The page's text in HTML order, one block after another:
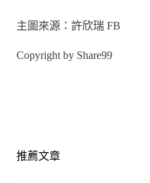
主圖來源：許欣瑞 FB
Copyright by Share99
推薦文章